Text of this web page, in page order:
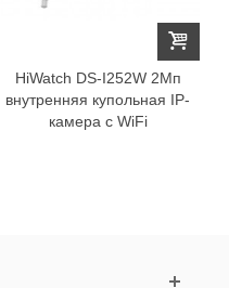
HiWatch DS-I252W 2Мп
внутренняя купольная IP-
камера c WiFi